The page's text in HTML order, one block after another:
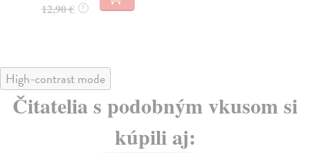
12,90 € ?
High-contrast mode
Čitatelia s podobným vkusom si
kúpili aj: